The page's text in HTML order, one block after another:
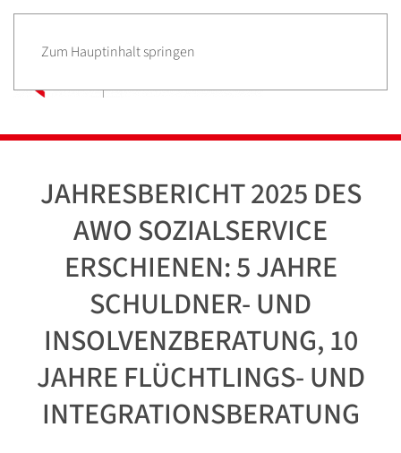
Zum Hauptinhalt springen
JAHRESBERICHT 2025 DES
AWO SOZIALSERVICE
ERSCHIENEN: 5 JAHRE
SCHULDNER- UND
INSOLVENZBERATUNG, 10
JAHRE FLÜCHTLINGS- UND
INTEGRATIONSBERATUNG